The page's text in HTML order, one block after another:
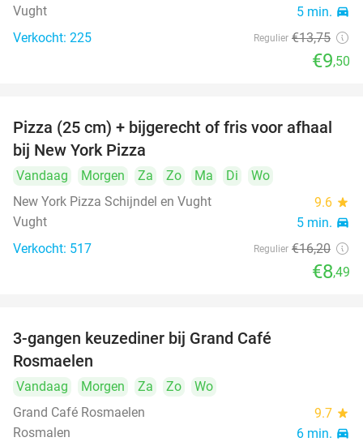
Vught 5 min. directions_car
Verkocht: 225 Regulier €13,75
€9,50
48%
Pizza (25 cm) + bijgerecht of fris voor afhaal
bij New York Pizza
Vandaag Morgen Za Zo Ma Di
Wo
New York Pizza Schijndel en Vught
9.6 star
Vught 5 min. directions_car
Verkocht: 517 Regulier €16,20
€8,49
3-gangen keuzediner bij Grand Café
Rosmaelen
Vandaag Morgen Za Zo
Wo
Grand Café Rosmaelen
9.7 star
Rosmalen 6 min. directions_car